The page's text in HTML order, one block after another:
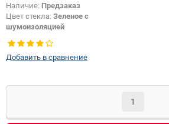
Наличие: Предзаказ
Цвет стекла: Зеленое с
шумоизоляцией
Добавить в сравнение
1